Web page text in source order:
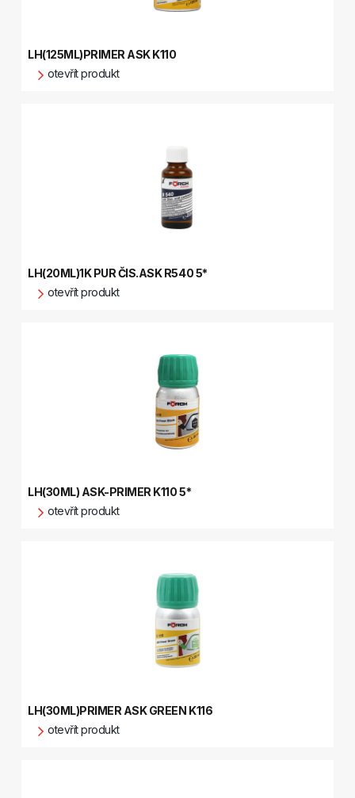
LH(125ML)PRIMER ASK K110
otevřít produkt
LH(20ML)1K PUR ČIS.ASK R540 5*
otevřít produkt
LH(30ML) ASK-PRIMER K110 5*
otevřít produkt
LH(30ML)PRIMER ASK GREEN K116
otevřít produkt